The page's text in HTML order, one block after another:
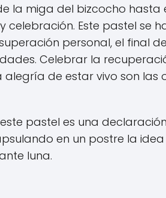
la miga del bizcocho
y celebración. Este pastel se
personal, el final
Celebrar la
alegría de estar vivo son
pastel es una
en un postre la
luna.